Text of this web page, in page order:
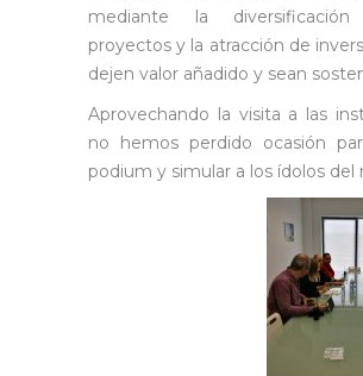
mediante la
proyectos y la atracción de
dejen valor añadido y sean
Aprovechando la visita a las
no hemos perdido ocasión
podium y simular a los ídolos del